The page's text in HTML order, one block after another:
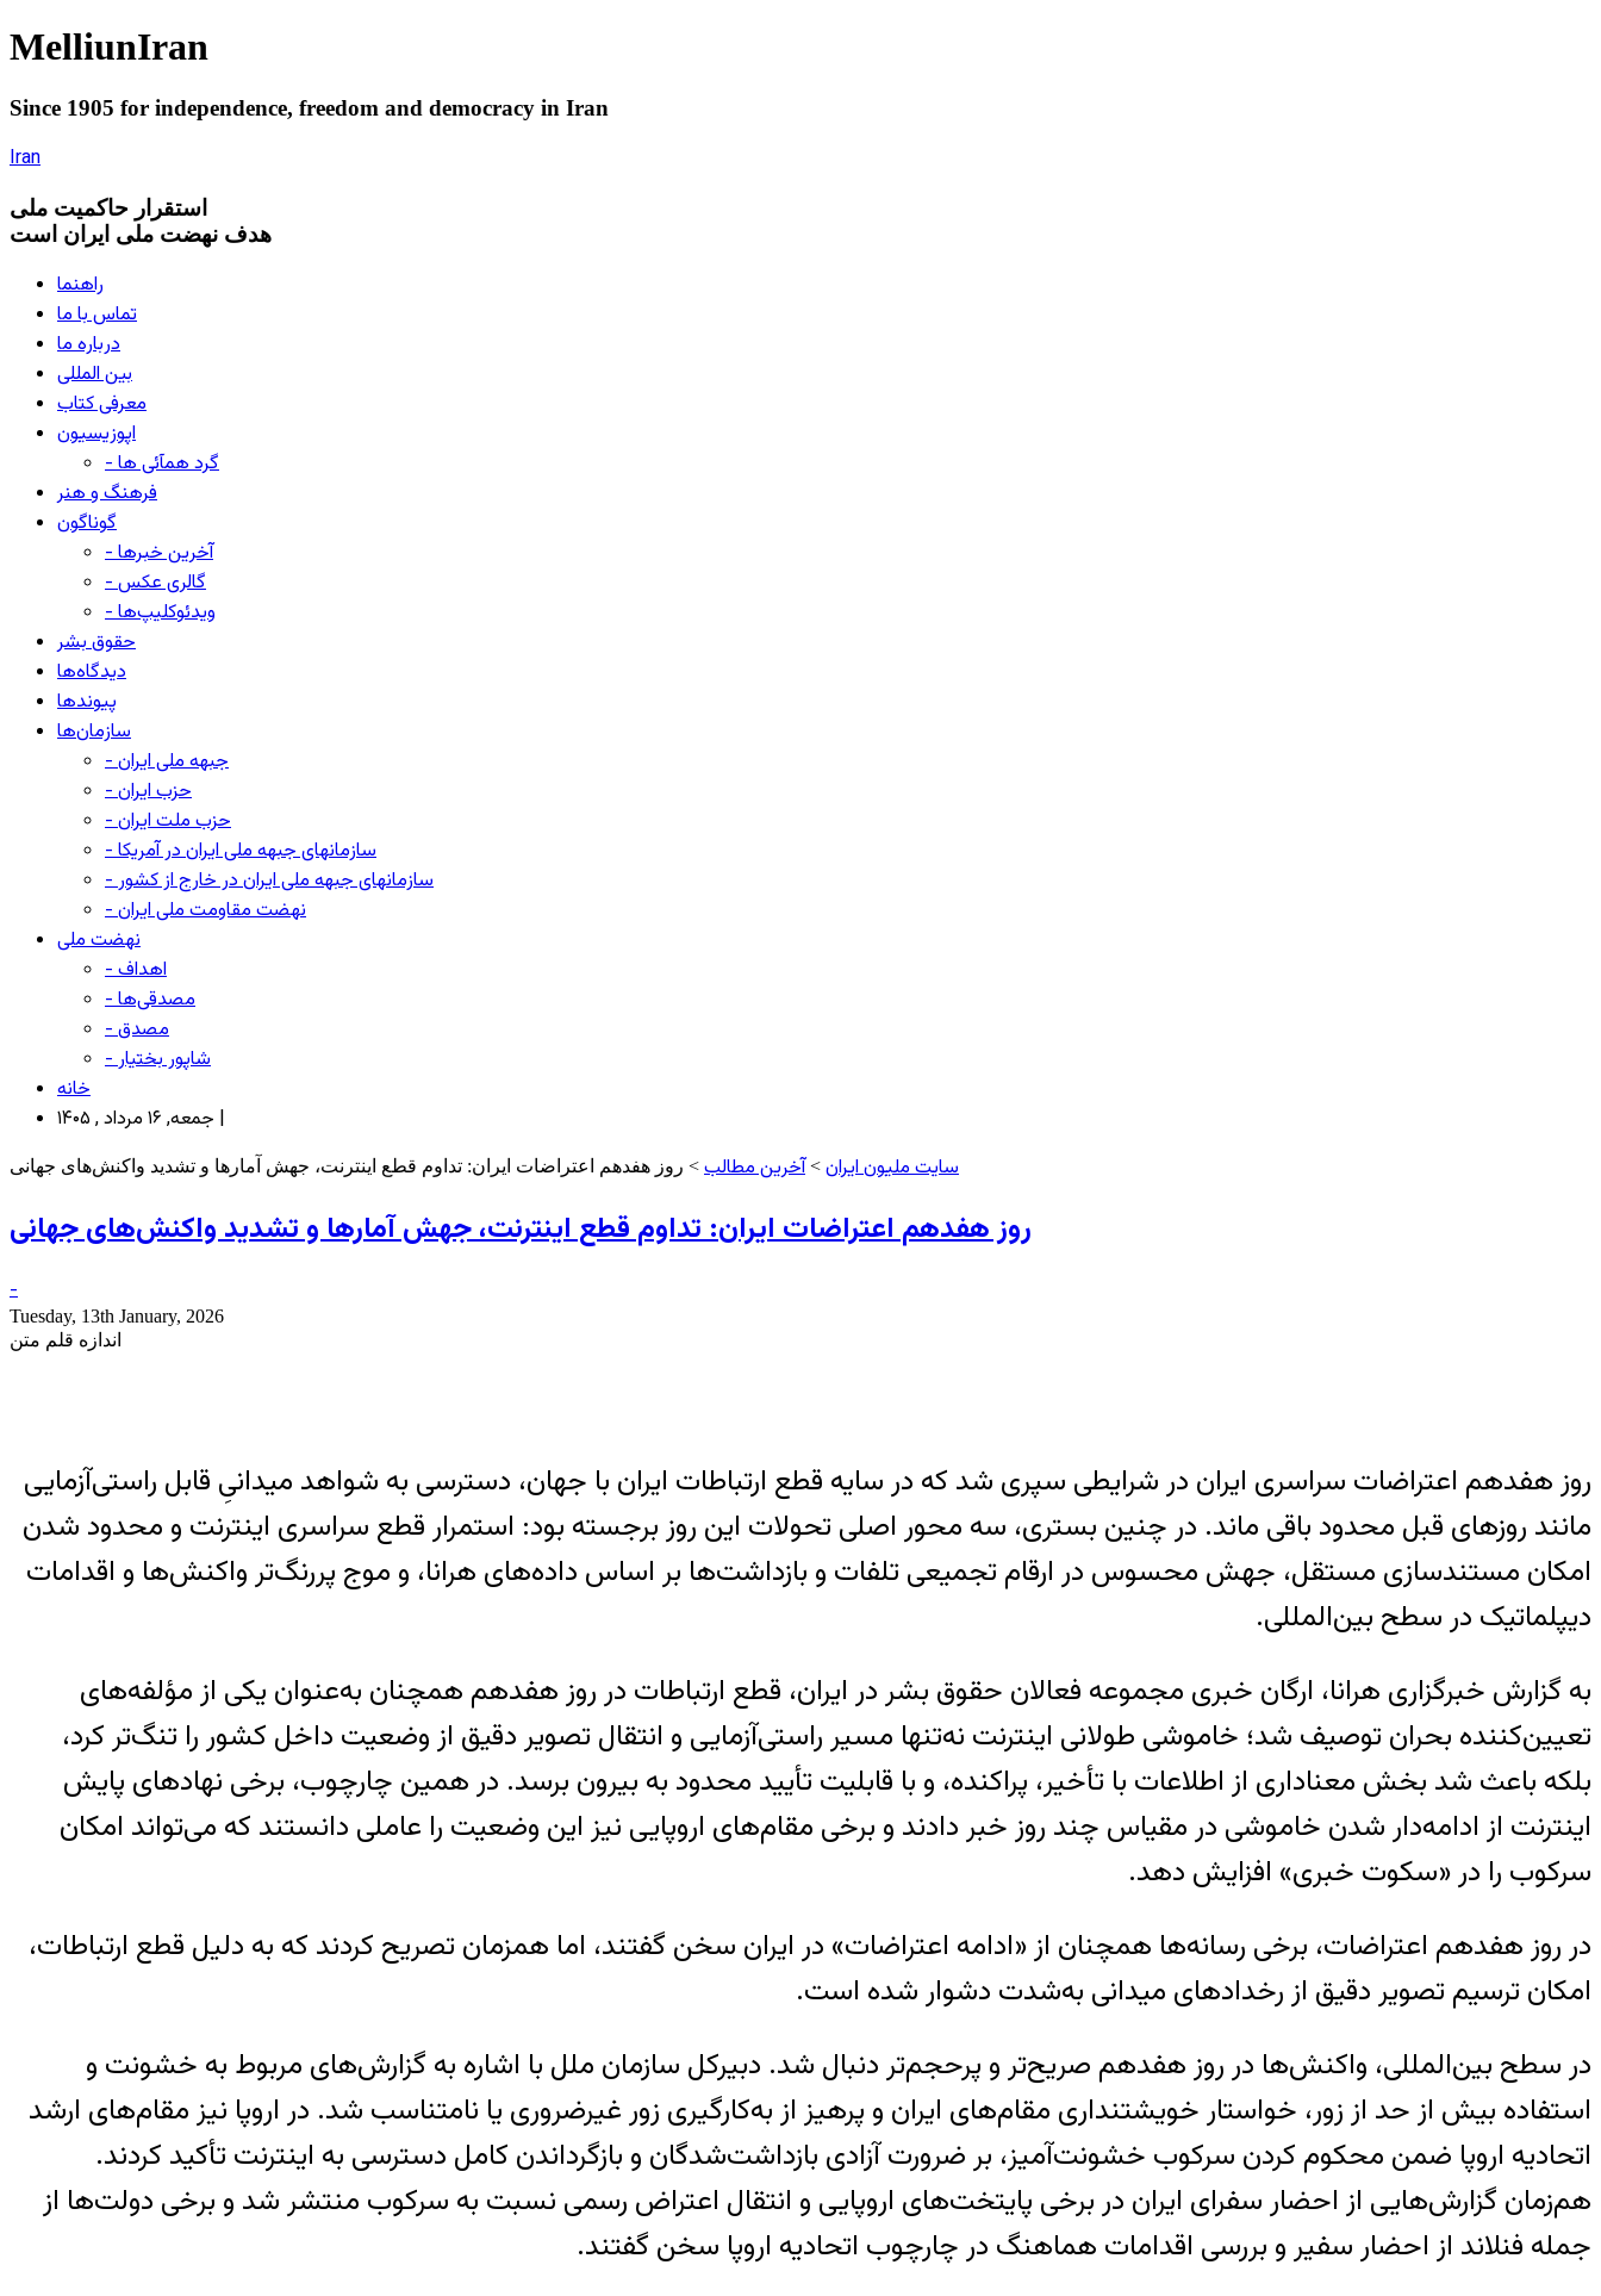
MelliunIran
Since 1905 for independence, freedom and democracy in Iran
Iran
استقرار حاکميت ملی
هدف نهضت ملی ایران است
راهنما
تماس با ما
درباره ما
بین المللی
معرفی کتاب
اپوزیسیون
- گرد همآئی ها
فرهنگ و هنر
گوناگون
- آخرین خبرها
- گالری عکس
- ویدئوکلیپ‌ها
حقوق بشر
دیدگاه‌ها
پیوندها
سازمان‌ها
- جبهه ملی ایران
- حزب ایران
- حزب ملت ایران
- سازمانهای جبهه ملی ایران در آمریکا
- سازمانهای جبهه ملی ایران در خارج از کشور
- نهضت مقاومت ملی ایران
نهضت ملی
- اهداف
- مصدقی‌ها
- مصدق
- شاپور بختیار
خانه
جمعه, ۱۶ مرداد , ۱۴۰۵ |
سایت ملیون ایران >آخرین مطالب > روز هفدهم اعتراضات ایران: تداوم قطع اینترنت، جهش آمارها و تشدید واکنش‌های جهانی
روز هفدهم اعتراضات ایران: تداوم قطع اینترنت، جهش آمارها و تشدید واکنش‌های جهانی
-
Tuesday, 13th January, 2026
اندازه قلم متن
روز هفدهم اعتراضات سراسری ایران در شرایطی سپری شد که در سایه قطع ارتباطات ایران با جهان، دسترسی به شواهد میدانیِ قابل راستی‌آزمایی
مانند روزهای قبل محدود باقی ماند. در چنین بستری، سه محور اصلی تحولات این روز برجسته بود: استمرار قطع سراسری اینترنت و محدود شدن
امکان مستندسازی مستقل، جهش محسوس در ارقام تجمیعی تلفات و بازداشت‌ها بر اساس داده‌های هرانا، و موج پررنگ‌تر واکنش‌ها و اقدامات
دیپلماتیک در سطح بین‌المللی.
به گزارش خبرگزاری هرانا، ارگان خبری مجموعه فعالان حقوق بشر در ایران، قطع ارتباطات در روز هفدهم همچنان به‌عنوان یکی از مؤلفه‌های
تعیین‌کننده بحران توصیف شد؛ خاموشی طولانی اینترنت نه‌تنها مسیر راستی‌آزمایی و انتقال تصویر دقیق از وضعیت داخل کشور را تنگ‌تر کرد،
بلکه باعث شد بخش معناداری از اطلاعات با تأخیر، پراکنده، و با قابلیت تأیید محدود به بیرون برسد. در همین چارچوب، برخی نهادهای پایش
اینترنت از ادامه‌دار شدن خاموشی در مقیاس چند روز خبر دادند و برخی مقام‌های اروپایی نیز این وضعیت را عاملی دانستند که می‌تواند امکان
سرکوب را در «سکوت خبری» افزایش دهد.
در روز هفدهم اعتراضات، برخی رسانه‌ها همچنان از «ادامه اعتراضات» در ایران سخن گفتند، اما همزمان تصریح کردند که به دلیل قطع ارتباطات،
امکان ترسیم تصویر دقیق از رخدادهای میدانی به‌شدت دشوار شده است.
در سطح بین‌المللی، واکنش‌ها در روز هفدهم صریح‌تر و پرحجم‌تر دنبال شد. دبیرکل سازمان ملل با اشاره به گزارش‌های مربوط به خشونت و
استفاده بیش از حد از زور، خواستار خویشتنداری مقام‌های ایران و پرهیز از به‌کارگیری زور غیرضروری یا نامتناسب شد. در اروپا نیز مقام‌های ارشد
اتحادیه اروپا ضمن محکوم کردن سرکوب خشونت‌آمیز، بر ضرورت آزادی بازداشت‌شدگان و بازگرداندن کامل دسترسی به اینترنت تأکید کردند.
هم‌زمان گزارش‌هایی از احضار سفرای ایران در برخی پایتخت‌های اروپایی و انتقال اعتراض رسمی نسبت به سرکوب منتشر شد و برخی دولت‌ها از
جمله فنلاند از احضار سفیر و بررسی اقدامات هماهنگ در چارچوب اتحادیه اروپا سخن گفتند.